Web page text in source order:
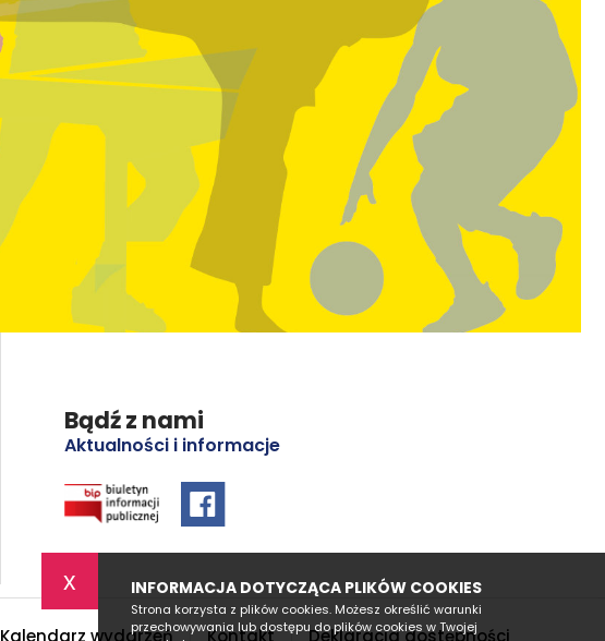
x INFORMACJA DOTYCZĄCA PLIKÓW COOKIES
Strona korzysta z plików cookies. Możesz określić warunki
przechowywania lub dostępu do plików cookies w Twojej
Bądź z nami
Aktualności i informacje
Kalendarz wydarzeń Kontakt Deklaracja dostępności